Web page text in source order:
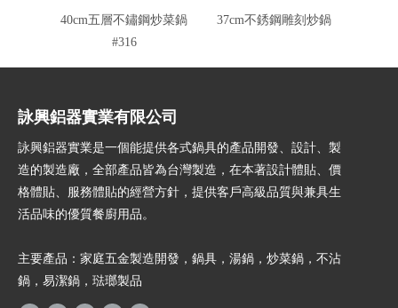
40cm五層不鏽鋼炒菜鍋
#316
37cm不銹鋼雕刻炒鍋
詠興鋁器實業有限公司
詠興鋁器實業是一個能提供各式鍋具的產品開發、設計、製
造的製造廠，全部產品皆為台灣製造，在本著設計體貼、價
格體貼、服務體貼的經營方針，提供客戶高級品質與兼具生
活品味的優質餐廚用品。
主要產品：家庭五金製造開發，鍋具，湯鍋，炒菜鍋，不沾
鍋，易潔鍋，琺瑯製品